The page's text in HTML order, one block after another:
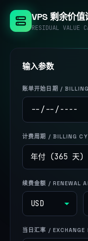
VPS 剩余价值
RESIDUAL VALUE
输入参数
账单开始日期 /
计费周期 / BILLING
续费金额 / RENEWAL
当日汇率 /